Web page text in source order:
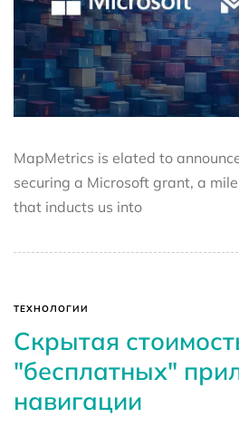
MapMetrics is elated to
securing a Microsoft grant, a
that inducts us into
ТЕХНОЛОГИИ
Скрытая
"бесплатных"
навигации